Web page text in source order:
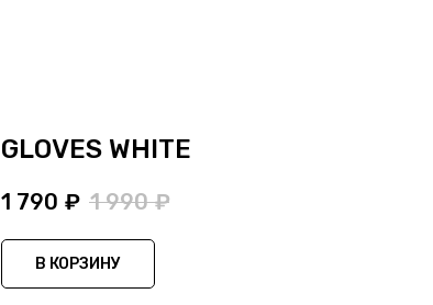
GLOVES WHITE
1 790 ₽ 1 990 ₽
В КОРЗИНУ